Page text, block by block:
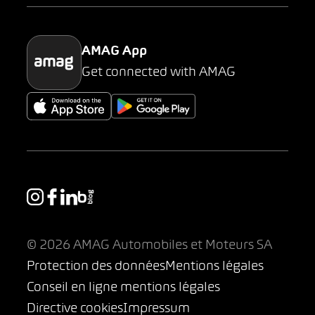
Parking
AMAG App
Get connected with AMAG
© 2026 AMAG Automobiles et Moteurs SA
Protection des donnéesMentions légales
Conseil en ligne mentions légales
Directive cookiesImpressum